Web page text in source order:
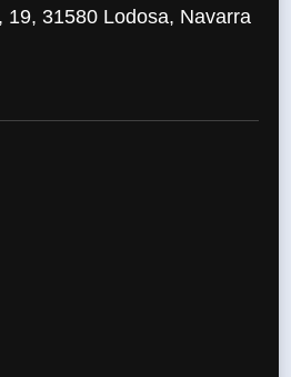
19, 31580 Lodosa, Navarra